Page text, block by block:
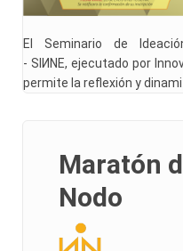
El Seminario de
- SIИNE, ejecutado por
permite la reflexión y
Maratón
Nodo